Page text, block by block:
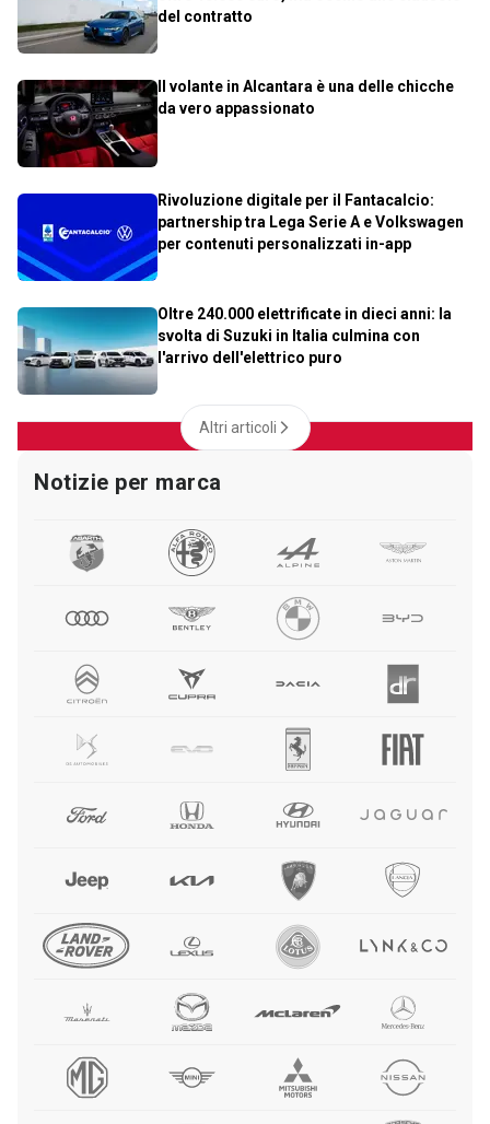
del contratto
Il volante in Alcantara è una delle chicche
da vero appassionato
Rivoluzione digitale per il Fantacalcio:
partnership tra Lega Serie A e Volkswagen
per contenuti personalizzati in-app
Oltre 240.000 elettrificate in dieci anni: la
svolta di Suzuki in Italia culmina con
l'arrivo dell'elettrico puro
Altri articoli
Notizie per marca